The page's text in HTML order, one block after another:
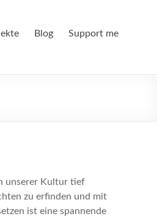
Blog Support me
unserer Kultur tief
zu erfinden und mit
ist eine spannende